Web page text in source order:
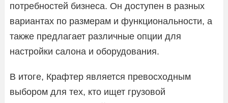
потребностей бизнеса. Он доступен в разных
вариантах по размерам и функциональности, а
также предлагает различные опции для
настройки салона и оборудования.
В итоге, Крафтер является превосходным
выбором для тех, кто ищет грузовой